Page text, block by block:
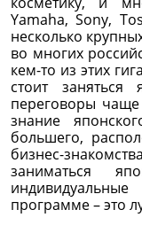
Yamaha, Sony,
несколько
во многих
кем-то из этих
стоит
переговоры
знание
большего,
бизнес-
заниматься
программе – это